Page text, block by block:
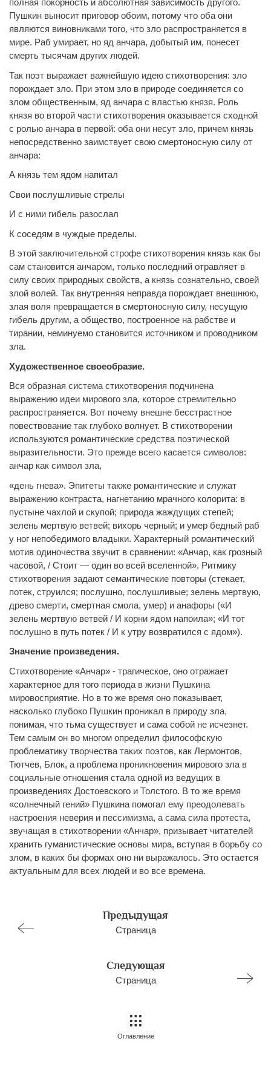
полная покорность и абсолютная зависимость другого.
Пушкин выносит приговор обоим, потому что оба они
являются виновниками того, что зло распространяется в
мире. Раб умирает, но яд анчара, добытый им, понесет
смерть тысячам других людей.
Так поэт выражает важнейшую идею стихотворения: зло
порождает зло. При этом зло в природе соединяется со
злом общественным, яд анчара с властью князя. Роль
князя во второй части стихотворения оказывается сходной
с ролью анчара в первой: оба они несут зло, причем князь
непосредственно заимствует свою смертоносную силу от
анчара:
А князь тем ядом напитал
Свои послушливые стрелы
И с ними гибель разослал
К соседям в чуждые пределы.
В этой заключительной строфе стихотворения князь как бы
сам становится анчаром, только последний отравляет в
силу своих природных свойств, а князь сознательно, своей
злой волей. Так внутренняя неправда порождает внешнюю,
злая воля превращается в смертоносную силу, несущую
гибель другим, а общество, построенное на рабстве и
тирании, неминуемо становится источником и проводником
зла.
Художественное своеобразие.
Вся образная система стихотворения подчинена
выражению идеи мирового зла, которое стремительно
распространяется. Вот почему внешне бесстрастное
повествование так глубоко волнует. В стихотворении
используются романтические средства поэтической
выразительности. Это прежде всего касается символов:
анчар как символ зла,
«день гнева». Эпитеты также романтические и служат
выражению контраста, нагнетанию мрачного колорита: в
пустыне чахлой и скупой; природа жаждущих степей;
зелень мертвую ветвей; вихорь черный; и умер бедный раб
у ног непобедимого владыки. Характерный романтический
мотив одиночества звучит в сравнении: «Анчар, как грозный
часовой, / Стоит — один во всей вселенной». Ритмику
стихотворения задают семантические повторы (стекает,
потек, струился; послушно, послушливые; зелень мертвую,
древо смерти, смертная смола, умер) и анафоры («И
зелень мертвую ветвей / И корни ядом напоила»; «И тот
послушно в путь потек / И к утру возвратился с ядом»).
Значение произведения.
Стихотворение «Анчар» - трагическое, оно отражает
характерное для того периода в жизни Пушкина
мировосприятие. Но в то же время оно показывает,
насколько глубоко Пушкин проникал в природу зла,
понимая, что тьма существует и сама собой не исчезнет.
Тем самым он во многом определил философскую
проблематику творчества таких поэтов, как Лермонтов,
Тютчев, Блок, а проблема проникновения мирового зла в
социальные отношения стала одной из ведущих в
произведениях Достоевского и Толстого. В то же время
«солнечный гений» Пушкина помогал ему преодолевать
настроения неверия и пессимизма, а сама сила протеста,
звучащая в стихотворении «Анчар», призывает читателей
хранить гуманистические основы мира, вступая в борьбу со
злом, в каких бы формах оно ни выражалось. Это остается
актуальным для всех людей и во все времена.
Предыдущая
Страница
Следующая
Страница
Оглавление